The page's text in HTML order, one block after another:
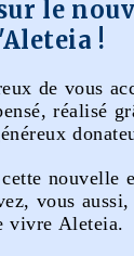
le
!
de vous
réalisé
nouvelle
vous aussi,
vivre Aleteia.